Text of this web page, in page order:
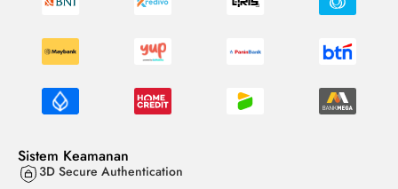
Sistem Keamanan
3D Secure Authentication